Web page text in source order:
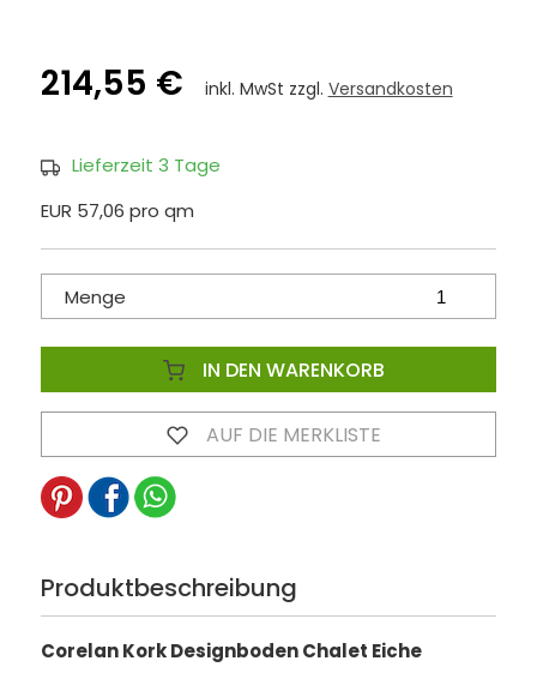
214,55 € inkl. MwSt zzgl. Versandkosten
Lieferzeit 3 Tage
EUR 57,06 pro qm
Menge
IN DEN WARENKORB
AUF DIE MERKLISTE
Produktbeschreibung
Corelan Kork Designboden Chalet Eiche